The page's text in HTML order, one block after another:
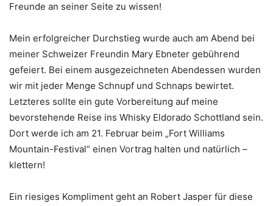
Freunde an seiner Seite zu wissen!
Mein erfolgreicher Durchstieg wurde auch am Abend bei
meiner Schweizer Freundin Mary Ebneter gebührend
gefeiert. Bei einem ausgezeichneten Abendessen wurden
wir mit jeder Menge Schnupf und Schnaps bewirtet.
Letzteres sollte ein gute Vorbereitung auf meine
bevorstehende Reise ins Whisky Eldorado Schottland sein.
Dort werde ich am 21. Februar beim „Fort Williams
Mountain-Festival“ einen Vortrag halten und natürlich –
klettern!
Ein riesiges Kompliment geht an Robert Jasper für diese